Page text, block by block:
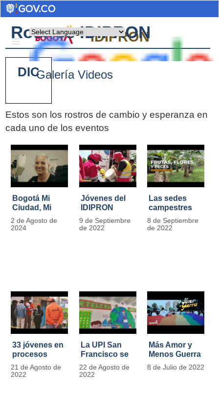
Powered by
IDIPRON
Rostros IDIPRON
Galería Videos
Estos son los rostros de cambio y esperanza en
cada uno de los eventos
Bogotá Mi
Ciudad, Mi
Casa
2 de Agosto de
2024
Jóvenes del
IDIPRON
restauraron
más de 13.000
9 de Septiembre
de 2022
Las sedes
campestres
de IDIPRON
se convierten
8 de Septiembre
de 2022
33 jóvenes en
procesos
legales por
tensiones con
21 de Agosto de
2022
La UPI San
Francisco se
llena de color
y vida con la
22 de Agosto de
2022
Más Amor y
Menos Guerra
8 de Julio de 2022
Pages
DIC